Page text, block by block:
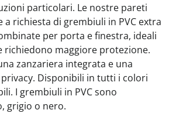
particolari. Le nostre pareti
richiesta di grembiuli in PVC extra
per porta e finestra, ideali
richiedono maggiore protezione.
zanzariera integrata e una
Disponibili in tutti i colori
I grembiuli in PVC sono
grigio o nero.